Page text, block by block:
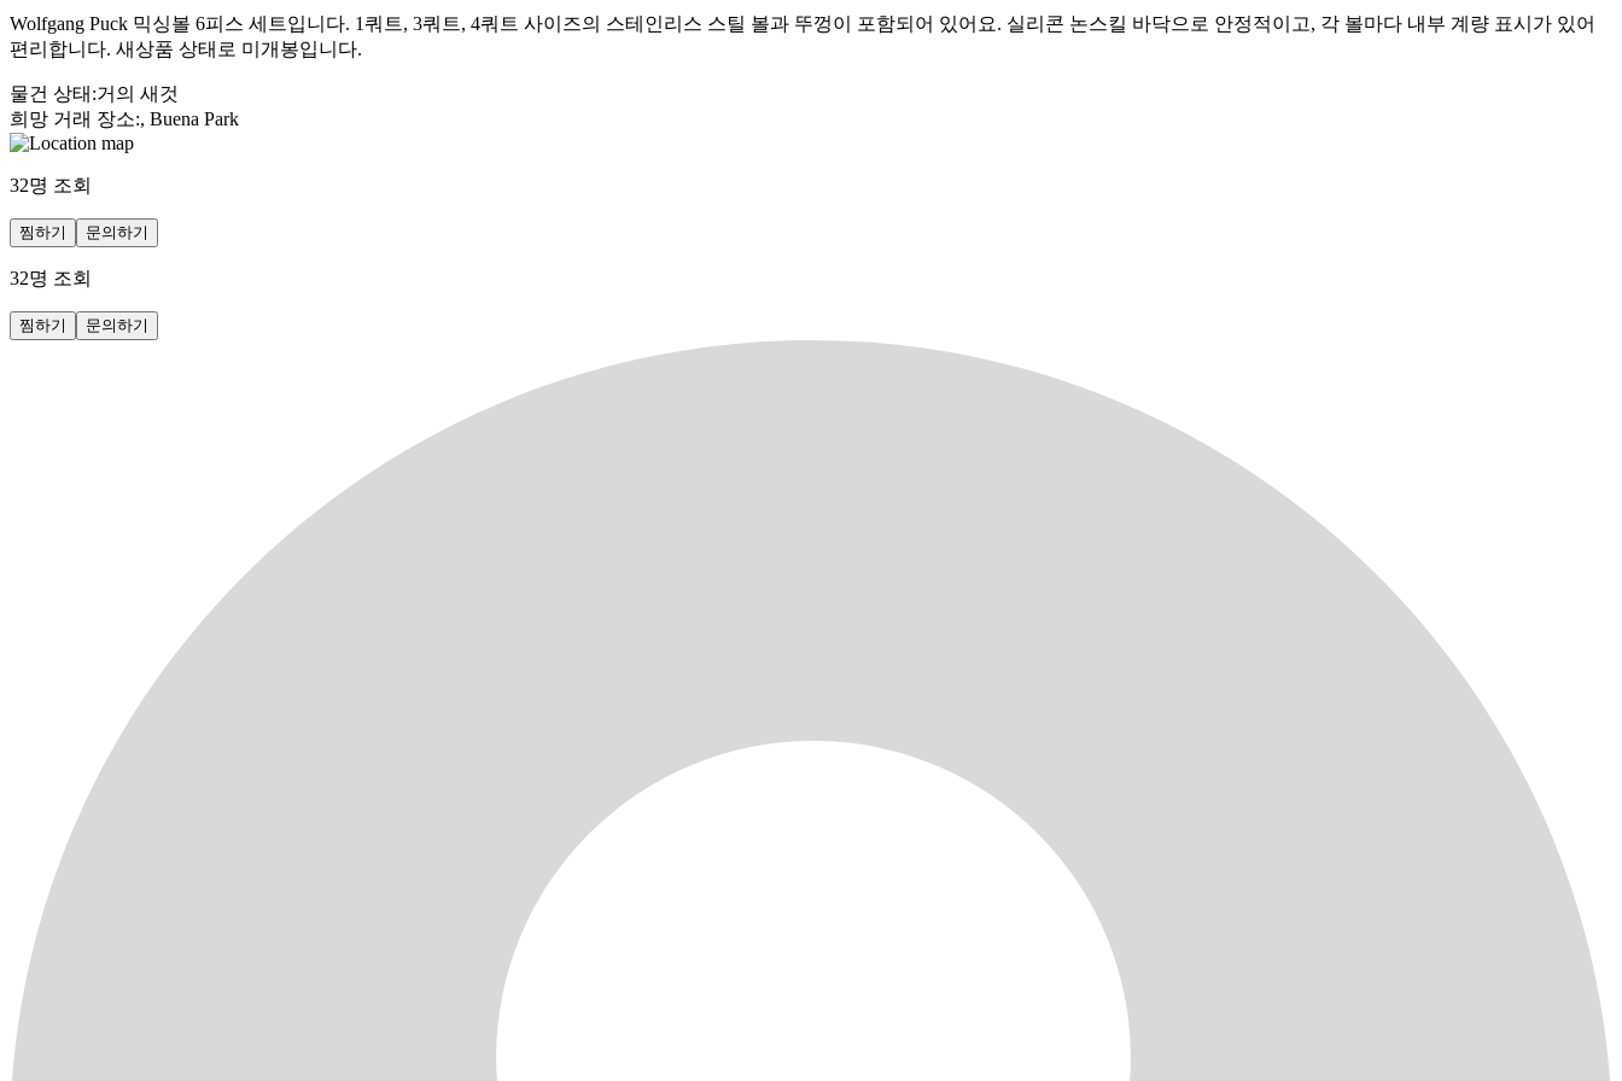
Wolfgang Puck 믹싱볼 6피스 세트입니다. 1쿼트, 3쿼트, 4쿼트 사이즈의 스테인리스 스틸 볼과 뚜껑이 포함되어 있어요. 실리콘 논스킬 바닥으로 안정적이고, 각 볼마다 내부 계량 표시가 있어
편리합니다. 새상품 상태로 미개봉입니다.
물건 상태 :거의 새것
희망 거래 장소:, Buena Park
32명 조회
찜하기 문의하기
32명 조회
찜하기 문의하기